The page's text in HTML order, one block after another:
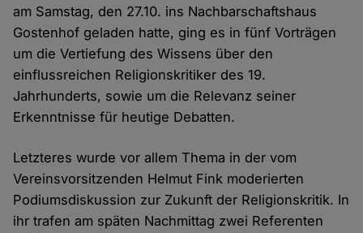
am Samstag, den 27.10. ins Nachbarschaftshaus
Gostenhof geladen hatte, ging es in fünf Vorträgen
um die Vertiefung des Wissens über den
einflussreichen Religionskritiker des 19.
Jahrhunderts, sowie um die Relevanz seiner
Erkenntnisse für heutige Debatten.
Letzteres wurde vor allem Thema in der vom
Vereinsvorsitzenden Helmut Fink moderierten
Podiumsdiskussion zur Zukunft der Religionskritik. In
ihr trafen am späten Nachmittag zwei Referenten